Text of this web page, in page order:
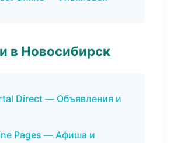
в Новосибирск
Direct — Объявления и
Pages — Афиша и